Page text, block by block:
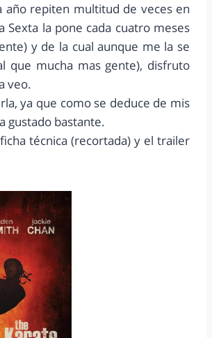
año repiten multitud de veces en
Sexta la pone cada cuatro meses
y de la cual aunque me la se
que mucha mas gente), disfruto
veo.
ya que como se deduce de mis
gustado bastante.
técnica (recortada) y el trailer